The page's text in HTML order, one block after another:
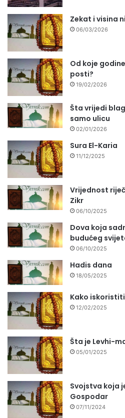
Zekat i visina
06/03/2026
Od koje
posti?
19/02/2026
Šta vrijedi
samo ulicu
02/01/2026
Sura El-Karia
11/12/2025
Vrijednost
Zikr
06/10/2025
Dova koja
budućeg
06/10/2025
Hadis dana
18/05/2025
Kako
12/02/2025
Šta je Levhi-
05/01/2025
Svojstva koja
Gospodar
07/11/2024